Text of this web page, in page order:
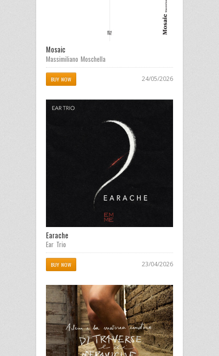
Mosaic
Massimiliano Moschella
BUY NOW 24/05/2026
Earache
Ear Trio
BUY NOW 23/04/2026